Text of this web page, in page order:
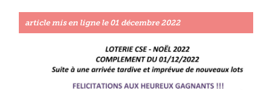
article mis en ligne le 01 décembre 2022